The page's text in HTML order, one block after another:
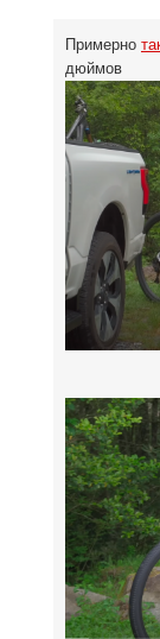
Примерно
дюймов